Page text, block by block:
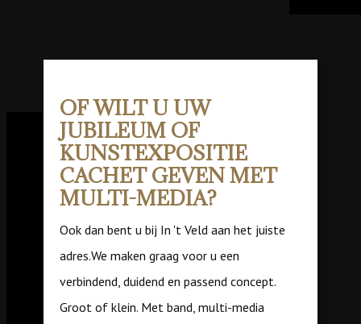
OF WILT U UW
JUBILEUM OF
KUNSTEXPOSITIE
CACHET GEVEN MET
MULTI-MEDIA?
Ook dan bent u bij In 't Veld aan het juiste
adres.We maken graag voor u een
verbindend, duidend en passend concept.
Groot of klein. Met band, multi-media